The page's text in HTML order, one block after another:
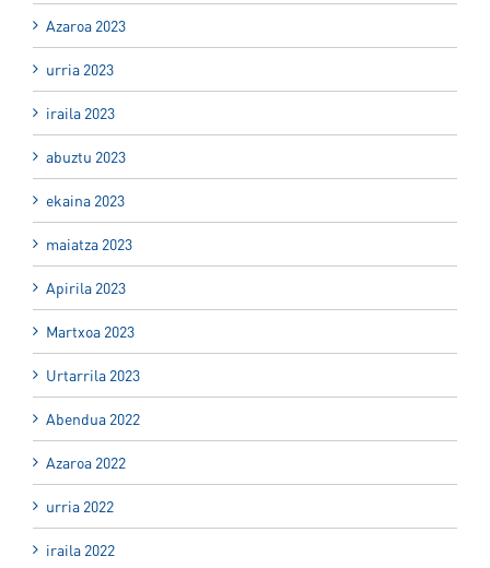
Azaroa 2023
urria 2023
iraila 2023
abuztu 2023
ekaina 2023
maiatza 2023
Apirila 2023
Martxoa 2023
Urtarrila 2023
Abendua 2022
Azaroa 2022
urria 2022
iraila 2022